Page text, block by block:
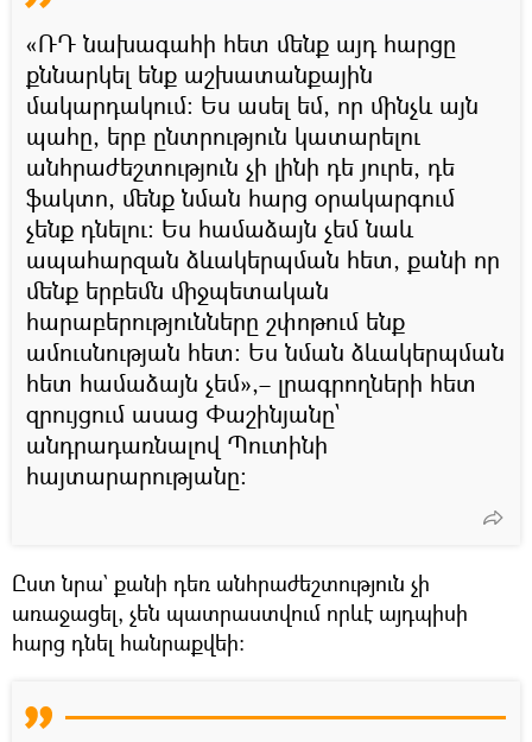
«ՌԴ նախագահի հետ մենք այդ հարցը
քննարկել ենք աշխատանքային
մակարդակում։ Ես ասել եմ, որ մինչև այն
պահը, երբ ընտրություն կատարելու
անհրաժեշտություն չի լինի դե յուրե, դե
ֆակտո, մենք նման հարց օրակարգում
չենք դնելու։ Ես համաձայն չեմ նաև
ապահարզան ձևակերպման հետ, քանի որ
մենք երբեմն միջպետական
հարաբերությունները շփոթում ենք
ամուսնության հետ։ Ես նման ձևակերպման
հետ համաձայն չեմ»,– լրագրողների հետ
զրույցում ասաց Փաշինյանը`
անդրադառնալով Պուտինի
հայտարարությանը։
Ըստ նրա` քանի դեռ անհրաժեշտություն չի
առաջացել, չեն պատրաստվում որևէ այդպիսի
հարց դնել հանրաքվեի։